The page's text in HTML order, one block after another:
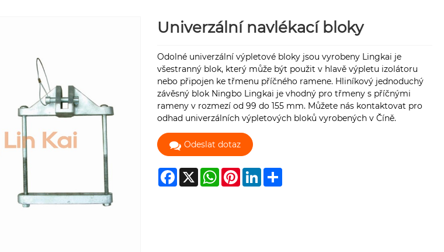
Univerzální navlékací bloky
Odolné univerzální výpletové bloky jsou vyrobeny Lingkai je
všestranný blok, který může být použit v hlavě výpletu izolátoru
nebo připojen ke třmenu příčného ramene. Hliníkový jednoduchý
závěsný blok Ningbo Lingkai je vhodný pro třmeny s příčnými
rameny v rozmezí od 99 do 155 mm. Můžete nás kontaktovat pro
odhad univerzálních výpletových bloků vyrobených v Číně.
Odeslat dotaz
Facebook
X WhatsApp
PinterestLinkedInShare